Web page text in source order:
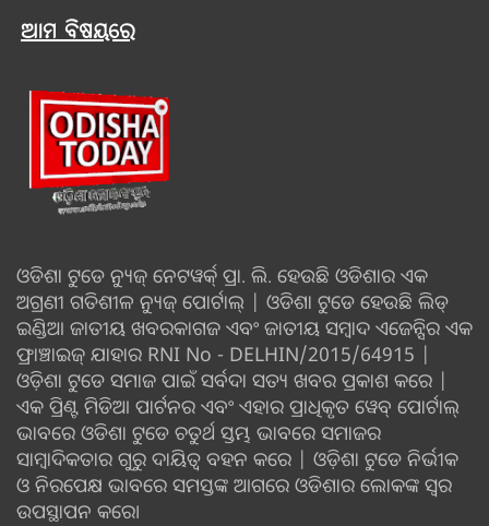
ଆମ ବିଷୟରେ
ଓଡିଶା ଟୁଡେ ନ୍ୟୁଜ୍ ନେଟୱର୍କ୍ ପ୍ରା. ଲି. ହେଉଛି ଓଡିଶାର ଏକ
ଅଗ୍ରଣୀ ଗତିଶୀଳ ନ୍ୟୁଜ୍ ପୋର୍ଟାଲ୍ | ଓଡିଶା ଟୁଡେ ହେଉଛି ଲିଡ୍
ଇଣ୍ଡିଆ ଜାତୀୟ ଖବରକାଗଜ ଏବଂ ଜାତୀୟ ସମ୍ବାଦ ଏଜେନ୍ସିର ଏକ
ଫ୍ରାଞ୍ଚାଇଜ୍ ଯାହାର RNI No - DELHIN/2015/64915 |
ଓଡ଼ିଶା ଟୁଡେ ସମାଜ ପାଇଁ ସର୍ବଦା ସତ୍ୟ ଖବର ପ୍ରକାଶ କରେ |
ଏକ ପ୍ରିଣ୍ଟ ମିଡିଆ ପାର୍ଟନର ଏବଂ ଏହାର ପ୍ରାଧିକୃତ ୱେବ୍ ପୋର୍ଟାଲ୍
ଭାବରେ ଓଡିଶା ଟୁଡେ ଚତୁର୍ଥ ସ୍ତମ୍ଭ ଭାବରେ ସମାଜର
ସାମ୍ବାଦିକତାର ଗୁରୁ ଦାୟିତ୍ବ ବହନ କରେ | ଓଡ଼ିଶା ଟୁଡେ ନିର୍ଭୀକ
ଓ ନିରପେକ୍ଷ ଭାବରେ ସମସ୍ତଙ୍କ ଆଗରେ ଓଡିଶାର ଲୋକଙ୍କ ସ୍ୱର
ଉପସ୍ଥାପନ କରେ।